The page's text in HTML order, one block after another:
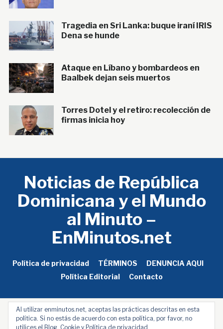
Tragedia en Sri Lanka: buque iraní IRIS
Dena se hunde
Ataque en Líbano y bombardeos en
Baalbek dejan seis muertos
Torres Dotel y el retiro: recolección de
firmas inicia hoy
Noticias de República
Dominicana y el Mundo
al Minuto –
EnMinutos.net
Política de privacidad TÉRMINOS
DENUNCIA AQUI
Política Editorial
Contacto
Copyright/ Derechos Reservados © 2025 Noticias
Al utilizar enminutos.net, aceptas las prácticas descritas en esta
política. Si no estás de acuerdo con esta política, por favor, no
utilices el Blog. Cookie y Política de privacidad